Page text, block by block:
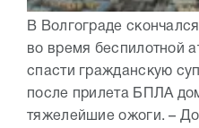
В Волгограде
во время беспилотной
спасти гражданскую
после прилета БПЛА
тяжелейшие ожоги. –